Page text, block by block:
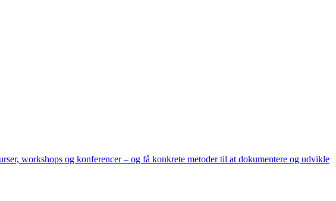
workshops og konferencer – og få konkrete metoder til at dokumentere og udvikle